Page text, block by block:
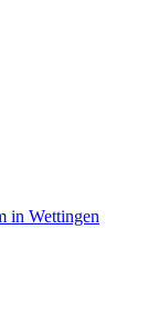
in Wettingen